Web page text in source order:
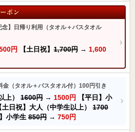
念】日帰り利用（タオル＋バスタオル
円 【土日祝】 1,700円 → 1,600
金（タオル＋バスタオル付）100円引き
上） 1600円 → 1500円
【平日】小
土日祝】大人（中学生以上） 1700
小学生 850円 → 750円